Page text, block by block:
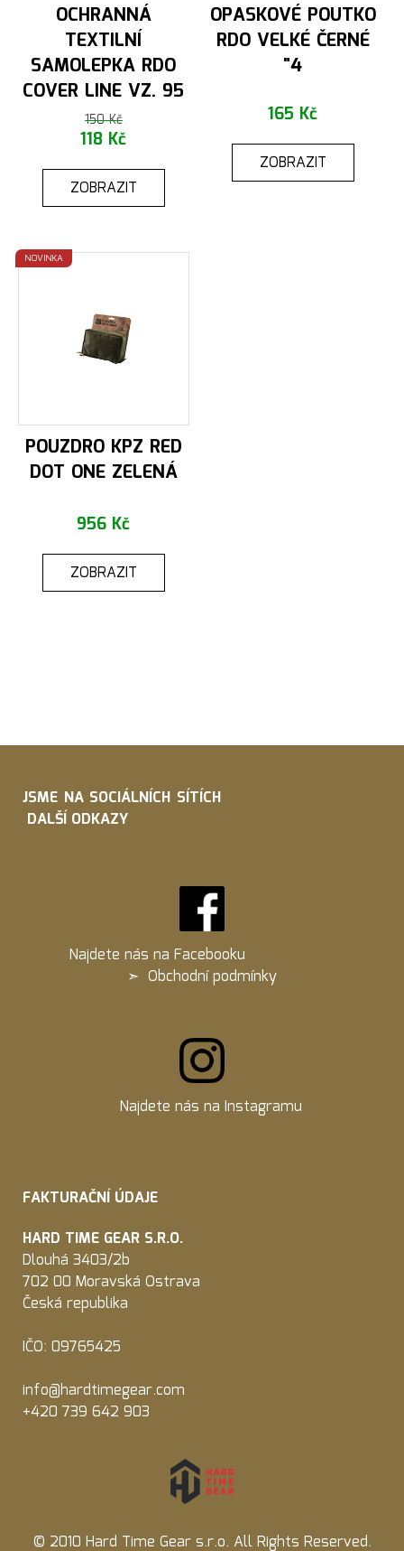
OCHRANNÁ
TEXTILNÍ
SAMOLEPKA RDO
COVER LINE VZ. 95
150 Kč
118 Kč
ZOBRAZIT
OPASKOVÉ POUTKO
RDO VELKÉ ČERNÉ
"4
165 Kč
ZOBRAZIT
NOVINKA
POUZDRO KPZ RED
DOT ONE ZELENÁ
956 Kč
ZOBRAZIT
JSME NA SOCIÁLNÍCH SÍTÍCH
DALŠÍ ODKAZY
Najdete nás na Facebooku
➣ Obchodní podmínky
Najdete nás na Instagramu
FAKTURAČNÍ ÚDAJE
HARD TIME GEAR S.R.O.
Dlouhá 3403/2b
702 00 Moravská Ostrava
Česká republika
IČO: 09765425
info@hardtimegear.com
+420 739 642 903
© 2010 Hard Time Gear s.r.o. All Rights Reserved.